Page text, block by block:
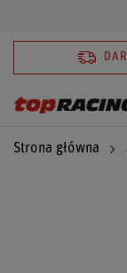
Strona główna